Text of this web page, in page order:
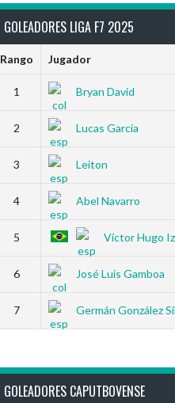
GOLEADORES LIGA F7 2025
Rango Jugador
1 Bryan David
2 Lucas García
3 Leiton
4 Abel Navarro
5 Víctor Hugo
6 José Luis Gamboa
7 Germán González
GOLEADORES CAPUTBOVENSE